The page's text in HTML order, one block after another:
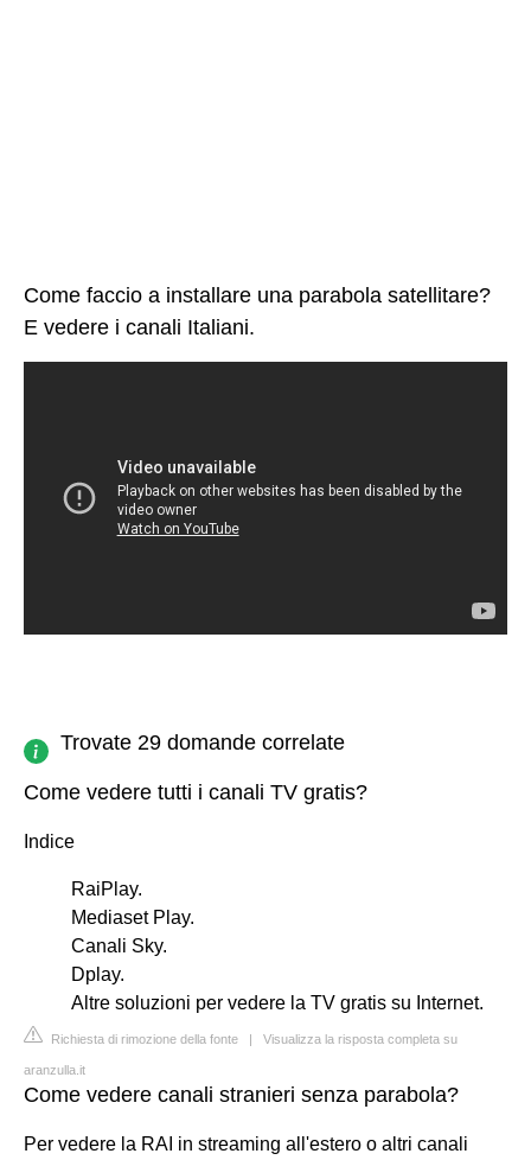
Come faccio a installare una parabola satellitare?
E vedere i canali Italiani.
Trovate 29 domande correlate
Come vedere tutti i canali TV gratis?
Indice
RaiPlay.
Mediaset Play.
Canali Sky.
Dplay.
Altre soluzioni per vedere la TV gratis su Internet.
Richiesta di rimozione della fonte | Visualizza la risposta completa su
aranzulla.it
Come vedere canali stranieri senza parabola?
Per vedere la RAI in streaming all'estero o altri canali